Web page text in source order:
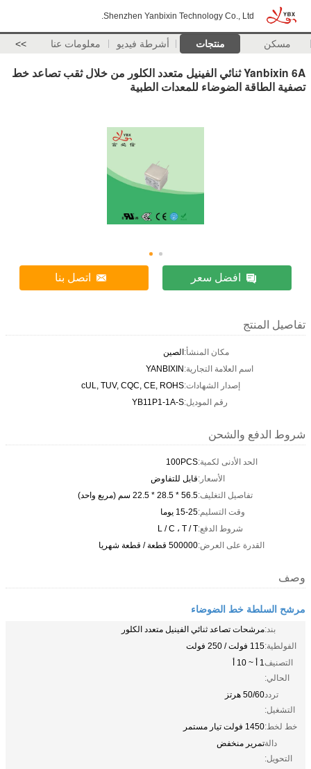
Shenzhen Yanbixin Technology Co., Ltd.
مسكن منتجات أشرطة فيديو معلومات عنا >>
Yanbixin 6A ثنائي الفينيل متعدد الكلور من خلال ثقب تصاعد خط
تصفية الطاقة الضوضاء للمعدات الطبية
افضل سعر اتصل بنا
تفاصيل المنتج
مكان المنشأ:الصين
اسم العلامة التجارية:YANBIXIN
إصدار الشهادات:cUL, TUV, CQC, CE, ROHS
رقم الموديل:YB11P1-1A-S
شروط الدفع والشحن
الحد الأدنى لكمية:100PCS
الأسعار:قابل للتفاوض
تفاصيل التغليف:56.5 * 28.5 * 22.5 سم (مربع واحد)
وقت التسليم:15-25 يوما
شروط الدفع:L / C ، T / T
القدرة على العرض:500000 قطعة / قطعة شهريا
وصف
مرشح السلطة خط الضوضاء
بند:مرشحات تصاعد ثنائي الفينيل متعدد الكلور
الفولطية:115 فولت / 250 فولت
التصنيف
الحالي:
1 أ ~ 10 أ
تردد
التشغيل:
50/60 هرتز
خط لخط:1450 فولت تيار مستمر
دالة
التحويل:
تمرير منخفض